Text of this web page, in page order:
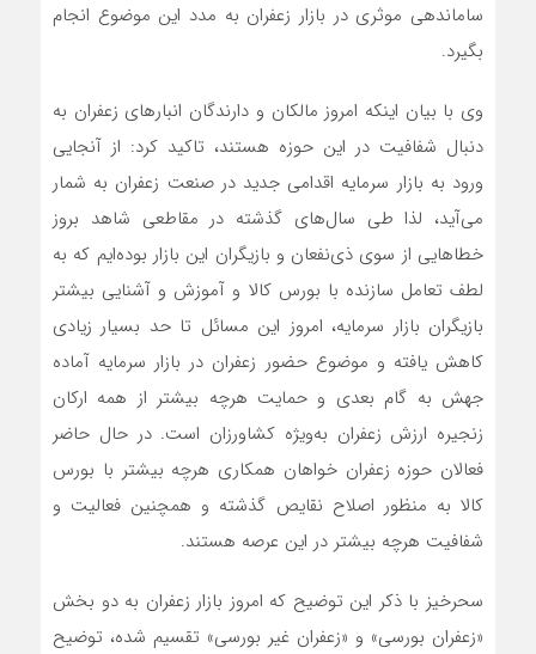
ساماندهی موثری در بازار زعفران به مدد این موضوع انجام
بگیرد.
وی با بیان اینکه امروز مالکان و دارندگان انبارهای زعفران به
دنبال شفافیت در این حوزه هستند، تاکید کرد: از آنجایی
ورود به بازار سرمایه اقدامی جدید در صنعت زعفران به شمار
می‌آید، لذا طی سال‌های گذشته در مقاطعی شاهد بروز
خطاهایی از سوی ذی‌نفعان و بازیگران این بازار بوده‌ایم که به
لطف تعامل سازنده با بورس کالا و آموزش و آشنایی بیشتر
بازیگران بازار سرمایه، امروز این مسائل تا حد بسیار زیادی
کاهش یافته و موضوع حضور زعفران در بازار سرمایه آماده
جهش به گام بعدی و حمایت هرچه بیشتر از همه ارکان
زنجیره ارزش زعفران به‌ویژه کشاورزان است. در حال حاضر
فعالان حوزه زعفران خواهان همکاری هرچه بیشتر با بورس
کالا به منظور اصلاح نقایص گذشته و همچنین فعالیت و
شفافیت هرچه بیشتر در این عرصه هستند.
سحرخیز با ذکر این توضیح که امروز بازار زعفران به دو بخش
«زعفران بورسی» و «زعفران غیر بورسی» تقسیم شده، توضیح